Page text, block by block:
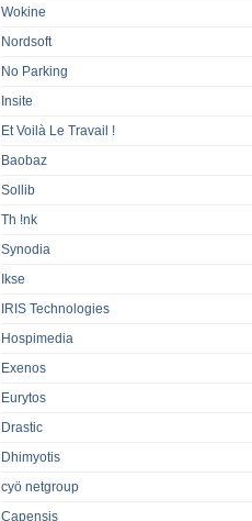
Wokine
Nordsoft
No Parking
Insite
Et Voilà Le Travail !
Baobaz
Sollib
Th !nk
Synodia
Ikse
IRIS Technologies
Hospimedia
Exenos
Eurytos
Drastic
Dhimyotis
cyö netgroup
Capensis